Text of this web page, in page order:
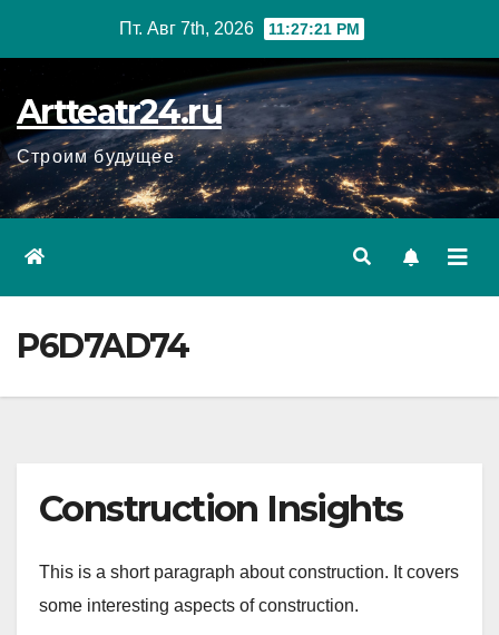
Пт. Авг 7th, 2026 11:27:23 PM
Artteatr24.ru
Строим будущее
P6D7AD74
Construction Insights
This is a short paragraph about construction. It covers
some interesting aspects of construction.